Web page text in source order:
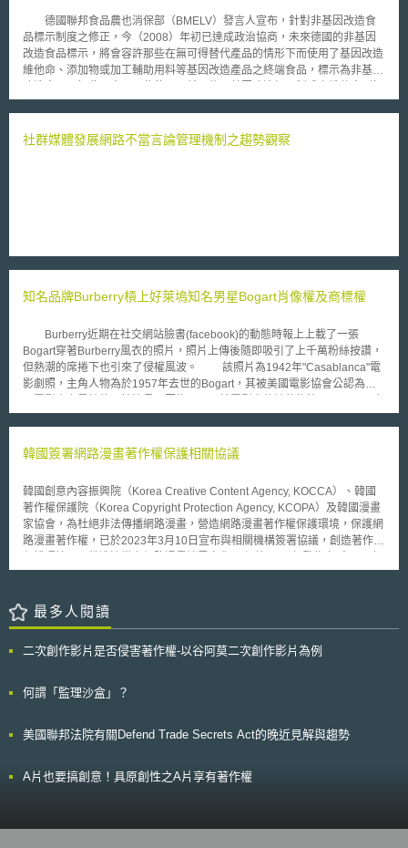
德國聯邦食品農也消保部（BMELV）發言人宣布，針對非基因改造食
品標示制度之修正，今（2008）年初已達成政治協商，未來德國的非基因
改造食品標示，將會容許那些在無可得替代產品的情形下而使用了基因改造
維他命、添加物或加工輔助用料等基因改造產品之終端食品，標示為非基因
維他命B21、lyside等）所飼養之動物，日後動物來源食品以其作為原料
施。 德國此次修法目的，實係為了促進食品產業使用非基因改造標
造食品標示可性度。
社群媒體發展網路不當言論管理機制之趨勢觀察
知名品牌Burberry槓上好萊塢知名男星Bogart肖像權及商標權
Burberry近期在社交網站臉書(facebook)的動態時報上上載了一張
Bogart穿著Burberry風衣的照片，照片上傳後隨即吸引了上千萬粉絲按讚，
但熱潮的席捲下也引來了侵權風波。 該照片為1942年"Casablanca"電
影劇照，主角人物為於1957年去世的Bogart，其被美國電影協會公認為美
色，不僅在電影粉絲心中留下鮮明的文化表徵(cultural icon)，更使得該張劇
的知名度以及該張電影劇照的受歡迎程度，Bogart後裔對於Burberry這樣的
要求後，Burberry隨即於紐約聯邦法院提出確認之訴，請求法院確認其使用
並未侵害歸屬於Bogart後裔的商標或肖像權。因應Burberry的提告，Bogart
後裔隨即於加州州法院提起商標侵權訴訟，請求法院發出禁制令，停止
Burberry再使用Bogart的名字和任何照片。 雙方針對此一爭議各有主張
Burberry的目的，所以其不認為開始用有任何侵權問題。此外，Burberry認
為將該劇照使用在臉書的動態時報上這樣的行為是受到美國憲法第一修正案
言論自由的保護。 Bogart後裔則認為Burberry使用劇照於市場行銷相關
已侵害到Bogart的商標權和肖像權。 Burberry及Bogart後裔雙方因應不
名男星後裔的商標及肖像權之爭正式開戰，法院判決結果值得後續關注。
韓國簽署網路漫畫著作權保護相關協議
韓國創意內容振興院（Korea Creative Content Agency, KOCCA）、韓國
著作權保護院（Korea Copyright Protection Agency, KCOPA）及韓國漫畫
家協會，為杜絕非法傳播網路漫畫，營造網路漫畫著作權保護環境，保護網
路漫畫著作權，已於2023年3月10日宣布與相關機構簽署協議，創造著作權
上半年內容產業趨勢分析報告》顯示，2022年上半年，網路動漫內容產業
正穩定增長中。然而，截至2021年，網路漫畫非法發行市場規模卻比起
2021年增長53%，達到8427億韓元，表明非法發行造成的損失規模正在迅
作權保護運作之經驗及必要資源，規劃三方合作提高網路漫畫用戶著作權保
網路漫畫的國內外實際情況，推動網路漫畫著作權產業正向運作。 漫畫產
產業需關注之問題。 本文同步刊登於TIPS網站（https://www.tips.org.tw）
最多人閱讀
二次創作影片是否侵害著作權-以谷阿莫二次創作影片為例
何謂「監理沙盒」？
美國聯邦法院有關Defend Trade Secrets Act的晚近見解與趨勢
A片也要搞創意！具原創性之A片享有著作權